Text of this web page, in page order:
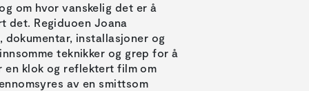
om hvor vanskelig det er å
det. Regiduoen Joana
dokumentar, installasjoner og
teknikker og grep for å
en klok og reflektert film om
av en smittsom